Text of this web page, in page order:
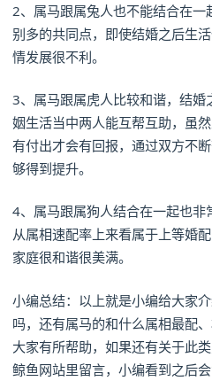
2、属马跟属兔人也不能结合在
别多的共同点，即使结婚之后生
情发展很不利。
3、属马跟属虎人比较和谐，结
姻生活当中两人能互帮互助，虽
有付出才会有回报，通过双方不
够得到提升。
4、属马跟属狗人结合在一起也非
从属相速配率上来看属于上等婚
家庭很和谐很美满。
小编总结：以上就是小编给大家
吗，还有属马的和什么属相最配
大家有所帮助，如果还有关于此
鲸鱼网站里留言，小编看到之后